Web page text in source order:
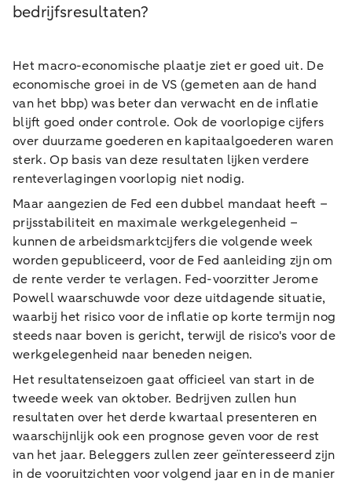
bedrijfsresultaten?
Het macro-economische plaatje ziet er goed uit. De
economische groei in de VS (gemeten aan de hand
van het bbp) was beter dan verwacht en de inflatie
blijft goed onder controle. Ook de voorlopige cijfers
over duurzame goederen en kapitaalgoederen waren
sterk. Op basis van deze resultaten lijken verdere
renteverlagingen voorlopig niet nodig.
Maar aangezien de Fed een dubbel mandaat heeft –
prijsstabiliteit en maximale werkgelegenheid –
kunnen de arbeidsmarktcijfers die volgende week
worden gepubliceerd, voor de Fed aanleiding zijn om
de rente verder te verlagen. Fed-voorzitter Jerome
Powell waarschuwde voor deze uitdagende situatie,
waarbij het risico voor de inflatie op korte termijn nog
steeds naar boven is gericht, terwijl de risico's voor de
werkgelegenheid naar beneden neigen.
Het resultatenseizoen gaat officieel van start in de
tweede week van oktober. Bedrijven zullen hun
resultaten over het derde kwartaal presenteren en
waarschijnlijk ook een prognose geven voor de rest
van het jaar. Beleggers zullen zeer geïnteresseerd zijn
in de vooruitzichten voor volgend jaar en in de manier